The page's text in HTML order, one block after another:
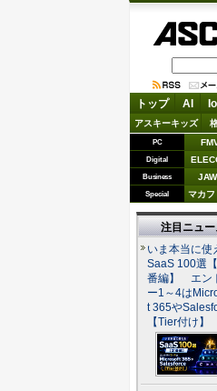
トップ AI
アスキーキッズ
PC
Digital
Business
Special マカフ
注目ニュー
いま本当に使
SaaS 100選
番編】 エン
ー1～4は
t 365や
【Tier付け】